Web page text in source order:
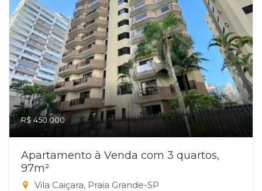
R$ 450.000
Apartamento à Venda com 3 quartos,
97m²
Vila Caiçara, Praia Grande-SP